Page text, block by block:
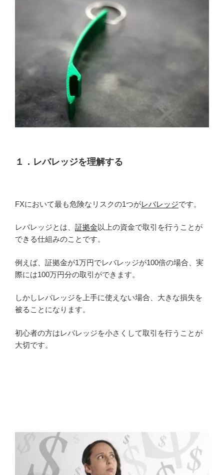
１．レバレッジを理解する
FXにおいて最も危険なリスクの1つがレバレッジです。
レバレッジとは、 証拠金以上の資金で取引を行うことが
できる仕組みのことです。
例えば、証拠金が1万円でレバレッジが100倍の場合、実
際には100万円分の取引ができます。
しかしレバレッジを上手に使えない場合、大きな損失を
被ることになります。
初心者の方はレバレッジを小さくして取引を行うことが
大切です。